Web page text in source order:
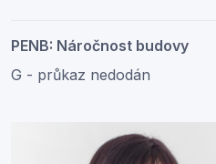
PENB: Náročnost budovy
G - průkaz nedodán